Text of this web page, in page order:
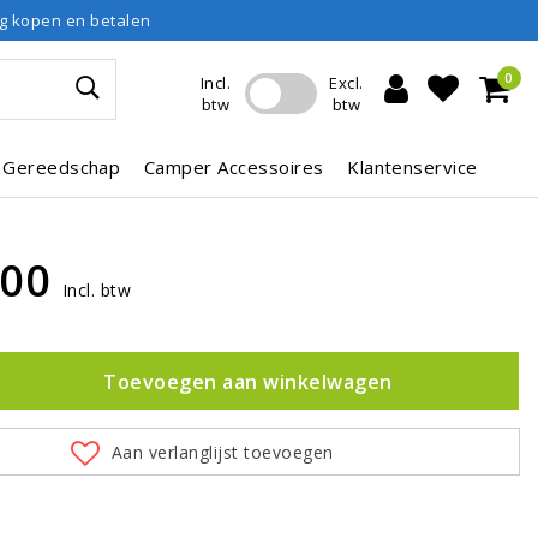
kopen en betalen
Incl.
btw
Excl.
btw
0
Gereedschap Camper Accessoires Klantenservice
Incl. btw
Toevoegen aan winkelwagen
Aan verlanglijst toevoegen